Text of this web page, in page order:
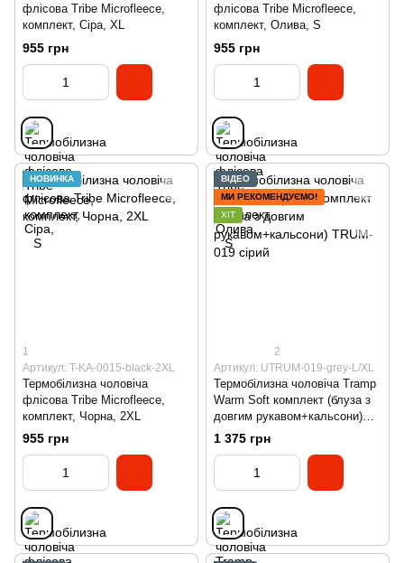
флісова Tribe Microfleece,
комплект, Сіра, XL
955 грн
флісова Tribe Microfleece,
комплект, Олива, S
955 грн
НОВИНКА
1
Артикул: T-KA-0015-black-2XL
Термобілизна чоловіча
флісова Tribe Microfleece,
комплект, Чорна, 2XL
955 грн
ВІДЕО
МИ РЕКОМЕНДУЄМО!
ХІТ
2
Артикул: UTRUM-019-grey-L/XL
Термобілизна чоловіча Tramp
Warm Soft комплект (блуза з
довгим рукавом+кальсони)
TRUM-019 сірий
1 375 грн